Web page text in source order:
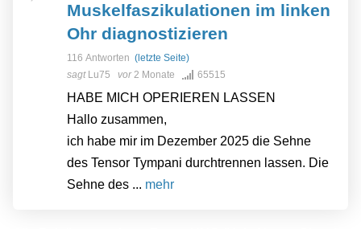
Muskelfaszikulationen im linken
Ohr diagnostizieren
116 Antworten (letzte Seite)
sagt Lu75 vor2 Monate 65515
HABE MICH OPERIEREN LASSEN
Hallo zusammen,
ich habe mir im Dezember 2025 die Sehne
des Tensor Tympani durchtrennen lassen. Die
Sehne des ... mehr